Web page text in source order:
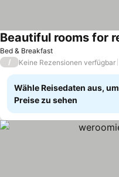
Bed & Breakfast
Beautiful rooms for
/ Keine Rezensionen verfügbar
Wähle Reisedaten aus,
Preise zu sehen